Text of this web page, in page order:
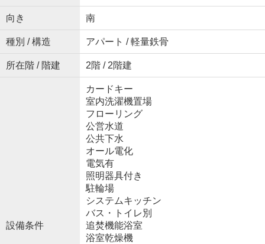
向き 南
種別 / 構造 アパート / 軽量鉄骨
所在階 / 階建 2階 / 2階建
設備条件
カードキー
室内洗濯機置場
フローリング
公営水道
公共下水
オール電化
電気有
照明器具付き
駐輪場
システムキッチン
バス・トイレ別
追焚機能浴室
浴室乾燥機